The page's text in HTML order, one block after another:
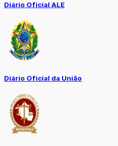
Diário Oficial ALE
Diário Oficial da União